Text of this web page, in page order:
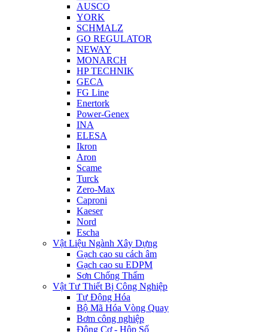
AUSCO
YORK
SCHMALZ
GO REGULATOR
NEWAY
MONARCH
HP TECHNIK
GECA
FG Line
Enertork
Power-Genex
INA
ELESA
Ikron
Aron
Scame
Turck
Zero-Max
Caproni
Kaeser
Nord
Escha
Vật Liệu Ngành Xây Dựng
Gạch cao su cách âm
Gạch cao su EDPM
Sơn Chống Thấm
Vật Tư Thiết Bị Công Nghiệp
Tự Động Hóa
Bộ Mã Hóa Vòng Quay
Bơm công nghiệp
Động Cơ - Hộp Số